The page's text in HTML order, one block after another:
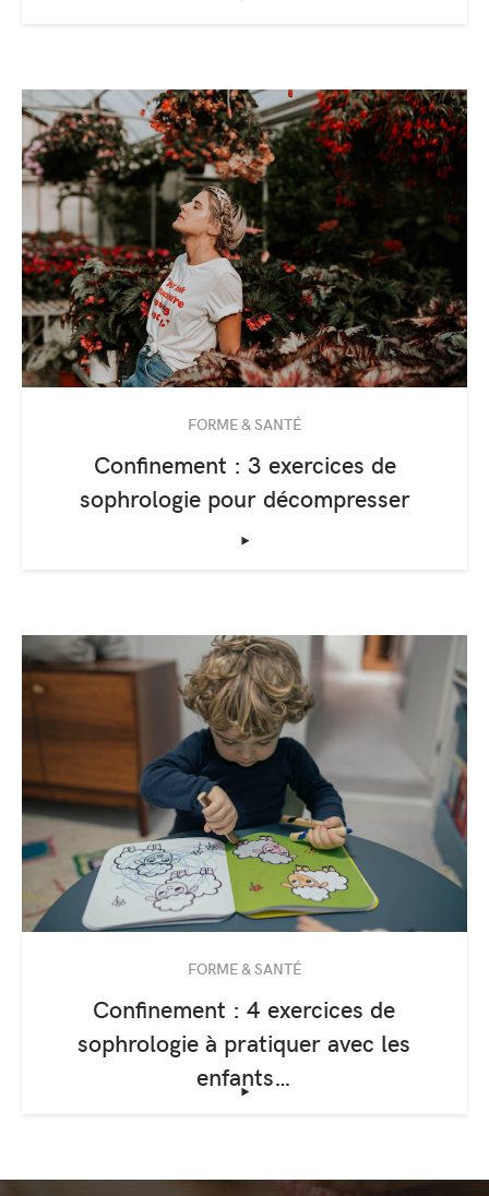
FORME & SANTÉ
Confinement : 3 exercices de
sophrologie pour décompresser
‣
FORME & SANTÉ
Confinement : 4 exercices de
sophrologie à pratiquer avec les
enfants…
‣